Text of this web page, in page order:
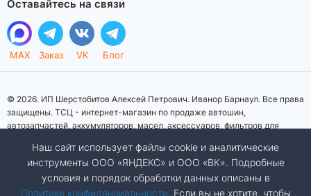
MAX Заказ VK Блог
© 2026. ИП Шерстобитов Алексей Петрович. Иванор Барнаул. Все права
защищены. ТСЦ - интернет-магазин по продаже автошин,
автозапчастей, аккумуляторов, масел, аксессуаров, фильтров для
информационный характер. Представленная информация о товарах, их
стоимости, характеристик, фото, наличия на складе ни при каких
условиях не является публичной офертой, определяемой положениями
Статьи 437 (2) Гражданского кодекса Российской Федерации.
Наш сайт использует файлы cookie и аналитические
инструменты ООО «ЯНДЕКС» и ООО «ВК». Подробные
условия и порядок обработки данных описаны в
Политике конфиденциальности. Если вы не хотите, чтобы